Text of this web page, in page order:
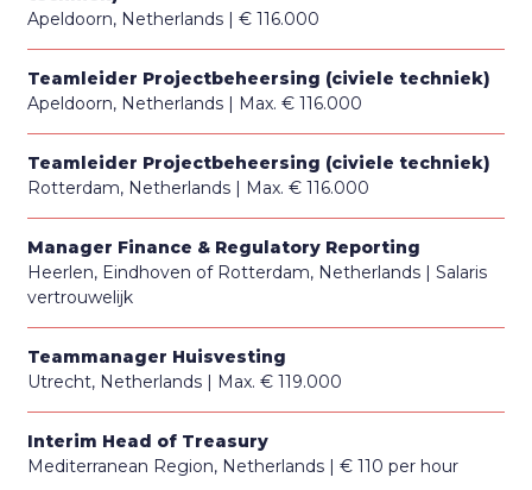
Apeldoorn, Netherlands
€ 116.000
Teamleider Projectbeheersing (civiele techniek)
Apeldoorn, Netherlands
Max. € 116.000
Teamleider Projectbeheersing (civiele techniek)
Rotterdam, Netherlands
Max. € 116.000
Manager Finance & Regulatory Reporting
Heerlen, Eindhoven of Rotterdam, Netherlands
Salaris
vertrouwelijk
Teammanager Huisvesting
Utrecht, Netherlands
Max. € 119.000
Interim Head of Treasury
Mediterranean Region, Netherlands
€ 110 per hour